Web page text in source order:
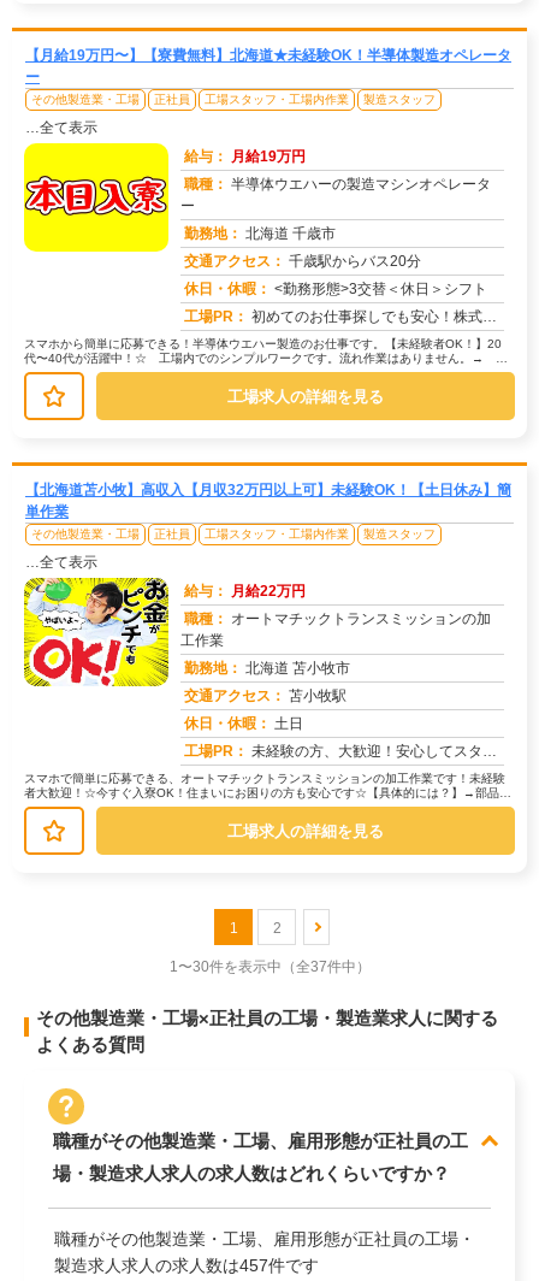
【月給19万円〜】【寮費無料】北海道★未経験OK！半導体製造オペレータ
ー
その他製造業・工場 正社員 工場スタッフ・工場内作業 製造スタッフ
…全て表示
給与： 月給19万円
職種： 半導体ウエハーの製造マシンオペレータ
ー
勤務地： 北海道 千歳市
交通アクセス： 千歳駅からバス20分
休日・休暇： <勤務形態>3交替＜休日＞シフト
工場PR： 初めてのお仕事探しでも安心！株式会社京栄センターなら、専属コーディネーターが就業までしっかりサポートします。☆応募...
スマホから簡単に応募できる！半導体ウエハー製造のお仕事です。【未経験者OK！】20
代〜40代が活躍中！☆ 工場内でのシンプルワークです。流れ作業はありません。→ 清
潔な環境で、クリーンスーツを着...
工場求人の詳細を見る
【北海道苫小牧】高収入【月収32万円以上可】未経験OK！【土日休み】簡
単作業
その他製造業・工場 正社員 工場スタッフ・工場内作業 製造スタッフ
…全て表示
給与： 月給22万円
職種： オートマチックトランスミッションの加
工作業
勤務地： 北海道 苫小牧市
交通アクセス： 苫小牧駅
休日・休暇： 土日
工場PR： 未経験の方、大歓迎！安心してスタートできる環境です。☆充実のサポート体制☆→担当スタッフが就業まで丁寧にサポートし...
スマホで簡単に応募できる、オートマチックトランスミッションの加工作業です！未経験
者大歓迎！☆今すぐ入寮OK！住まいにお困りの方も安心です☆【具体的には？】→部品の
組み立てや、色付け・塗装といった...
工場求人の詳細を見る
1 2
1〜30件を表示中 （全37件中）
その他製造業・工場×正社員の工場・製造業求人に関する
よくある質問
職種がその他製造業・工場、雇用形態が正社員の工
場・製造求人求人の求人数はどれくらいですか？
職種がその他製造業・工場、雇用形態が正社員の工場・
製造求人求人の求人数は457件です